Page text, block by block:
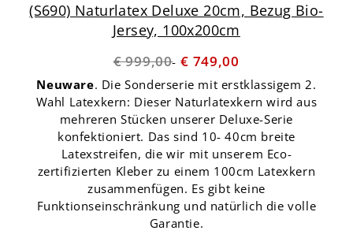
(S690) Naturlatex Deluxe 20cm, Bezug Bio-
Jersey, 100x200cm
€ 999,00 € 749,00
Neuware. Die Sonderserie mit erstklassigem 2.
Wahl Latexkern: Dieser Naturlatexkern wird aus
mehreren Stücken unserer Deluxe-Serie
konfektioniert. Das sind 10- 40cm breite
Latexstreifen, die wir mit unserem Eco-
zertifizierten Kleber zu einem 100cm Latexkern
zusammenfügen. Es gibt keine
Funktionseinschränkung und natürlich die volle
Garantie.